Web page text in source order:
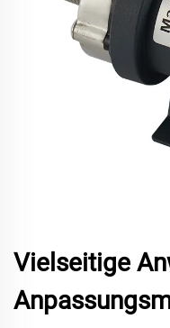
Vielseitige